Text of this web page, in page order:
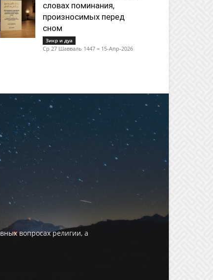
словах поминания,
произносимых перед
сном
Зикр и дуа
Ср 27 Шавваль 1447 = 15-Апр-2026
вопросах религии, а